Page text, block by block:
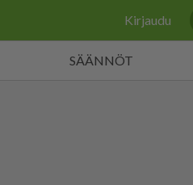
Kirjaudu
SÄÄNNÖT